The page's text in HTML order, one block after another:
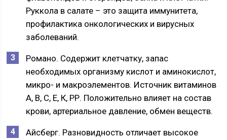
Руккола в салате – это защита иммунитета,
профилактика онкологических и вирусных
заболеваний.
Романо. Содержит клетчатку, запас
необходимых организму кислот и аминокислот,
микро- и макроэлементов. Источник витаминов
А, В, С, Е, К, РР. Положительно влияет на состав
крови, артериальное давление, обмен веществ.
Айсберг. Разновидность отличает высокое